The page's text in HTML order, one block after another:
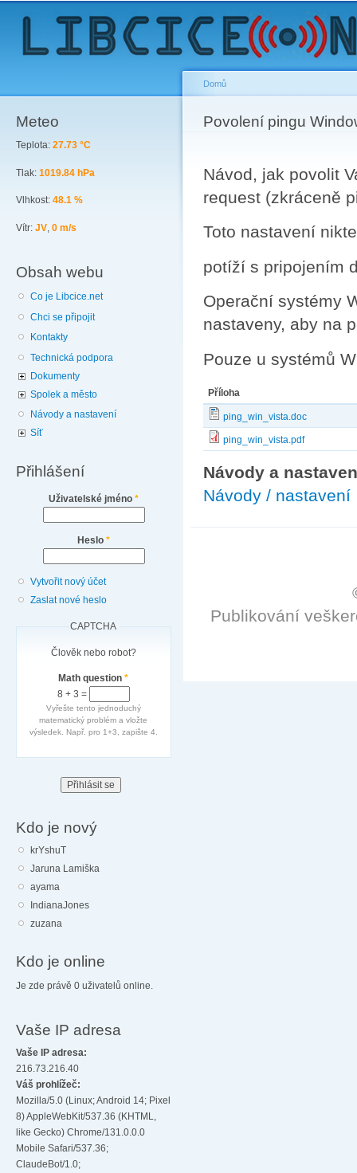
Meteo
Teplota: 27.73 °C
Tlak: 1019.84 hPa
Vlhkost: 48.1 %
Vítr: JV, 0 m/s
Obsah webu
Co je Libcice.net
Chci se připojit
Kontakty
Technická podpora
Dokumenty
Spolek a město
Návody a nastavení
Síť
Přihlášení
Uživatelské jméno *
Heslo *
Vytvořit nový účet
Zaslat nové heslo
CAPTCHA
Člověk nebo robot?
Math question*
8 + 3 =
Vyřešte tento jednoduchý
matematický problém a vložte
výsledek. Např. pro 1+3, zapište 4.
Kdo je nový
krYshuT
Jaruna Lamiška
ayama
IndianaJones
zuzana
Kdo je online
Je zde právě 0 uživatelů online.
Vaše IP adresa
Vaše IP adresa:
216.73.216.40
Váš prohlížeč:
Mozilla/5.0 (Linux; Android 14; Pixel
8) AppleWebKit/537.36 (KHTML,
like Gecko) Chrome/131.0.0.0
Mobile Safari/537.36;
ClaudeBot/1.0;
You are here
Domů
Povolení pingu
Návod, jak povolit
request (zkráceně
Toto nastavení
potíží s pripojením
Operační systémy
nastaveny, aby na
Pouze u systémů
Příloha
ping_win_vista.doc
ping_win_vista.pdf
Návody a
Návody / nastavení
Publikování